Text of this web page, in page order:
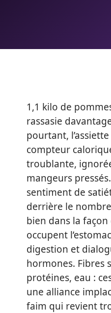
1,1 kilo de
rassasie
pourtant, l’assiette
compteur
troublante,
mangeurs
sentiment de
derrière le
bien dans la
occupent
digestion et
hormones. Fibres
protéines, eau :
une alliance
faim qui revient